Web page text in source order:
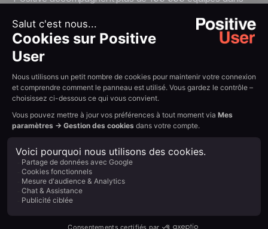
30%
Taux de clics de la newsletter
«Nous observons attentivement l'efficacité
de nos emails et essayons de trouver les
points faibles qui génèrent des taux de
conversion plus faibles. Grâce aux conseils
des experts Positive User et à l'optimisation,
nous obtenons de meilleurs résultats. Pour
certaines campagnes newsletter, le CTR
atteint 30 %.»